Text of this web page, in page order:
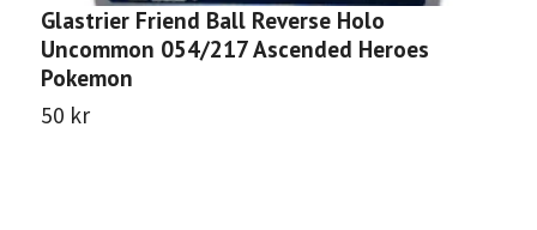
Glastrier Friend Ball Reverse Holo
Uncommon 054/217 Ascended Heroes
Pokemon
50 kr